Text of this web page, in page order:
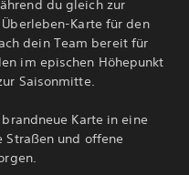
du gleich zur
Karte für den
dein Team bereit für
im epischen Höhepunkt
Saisonmitte.
Karte in eine
Straßen und offene